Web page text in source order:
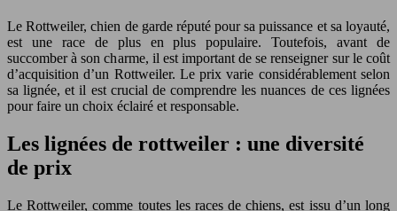
Le Rottweiler, chien de garde réputé pour sa puissance et sa loyauté,
est une race de plus en plus populaire. Toutefois, avant de
succomber à son charme, il est important de se renseigner sur le coût
d’acquisition d’un Rottweiler. Le prix varie considérablement selon
sa lignée, et il est crucial de comprendre les nuances de ces lignées
pour faire un choix éclairé et responsable.
Les lignées de rottweiler : une diversité
de prix
Le Rottweiler, comme toutes les races de chiens, est issu d’un long